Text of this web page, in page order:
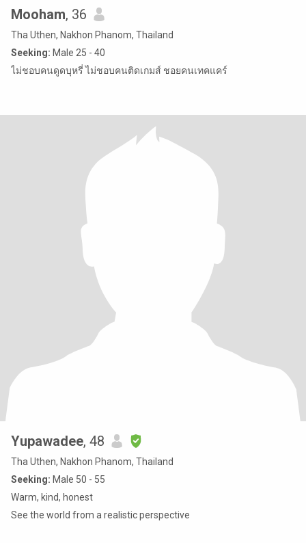
Mooham, 36
Tha Uthen, Nakhon Phanom, Thailand
Seeking: Male 25 - 40
ไม่ชอบคนดูดบุหรี่ ไม่ชอบคนติดเกมส์ ชอยคนเทคแคร์
Yupawadee, 48
Tha Uthen, Nakhon Phanom, Thailand
Seeking: Male 50 - 55
Warm, kind, honest
See the world from a realistic perspective